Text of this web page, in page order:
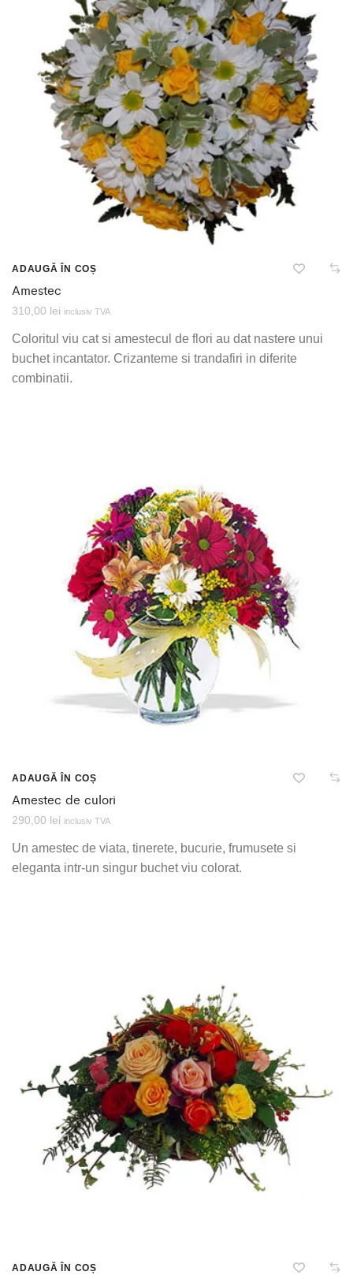
ADAUGĂ ÎN COȘ
Amestec
310,00 lei inclusiv TVA
Coloritul viu cat si amestecul de flori au dat nastere unui
buchet incantator. Crizanteme si trandafiri in diferite
combinatii.
ADAUGĂ ÎN COȘ
Amestec de culori
290,00 lei inclusiv TVA
Un amestec de viata, tinerete, bucurie, frumusete si
eleganta intr-un singur buchet viu colorat.
ADAUGĂ ÎN COȘ